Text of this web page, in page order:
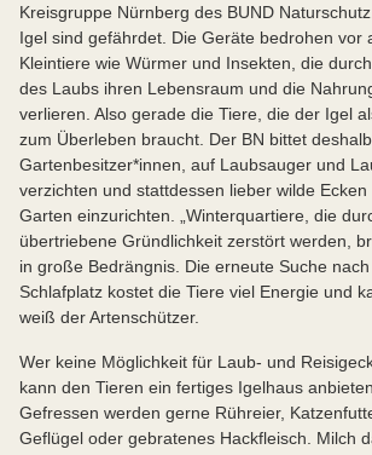
Kreisgruppe Nürnberg des BUND
Igel sind gefährdet. Die Geräte bedrohen vor
Kleintiere wie Würmer und Insekten, die
des Laubs ihren Lebensraum und die
verlieren. Also gerade die Tiere, die der Igel
zum Überleben braucht. Der BN bittet
Gartenbesitzer*innen, auf Laubsauger und
verzichten und stattdessen lieber wilde
Garten einzurichten. „Winterquartiere, die
übertriebene Gründlichkeit zerstört werden,
in große Bedrängnis. Die erneute Suche
Schlafplatz kostet die Tiere viel Energie und
weiß der Artenschützer.
Wer keine Möglichkeit für Laub- und
kann den Tieren ein fertiges Igelhaus
Gefressen werden gerne Rühreier,
Geflügel oder gebratenes Hackfleisch. Milch